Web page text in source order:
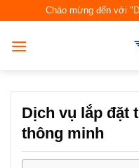
content
Chào mừng đến với
Dịch vụ lắp đặt
thông minh